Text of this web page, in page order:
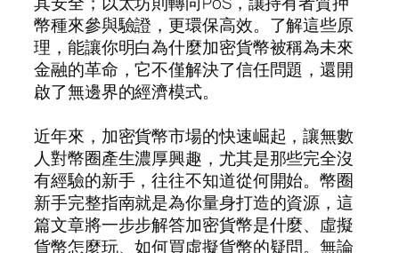
幣種來參與驗證，更環保高效。了解這些原
理，能讓你明白為什麼加密貨幣被稱為未來
金融的革命，它不僅解決了信任問題，還開
啟了無邊界的經濟模式。
近年來，加密貨幣市場的快速崛起，讓無數
人對幣圈產生濃厚興趣，尤其是那些完全沒
有經驗的新手，往往不知道從何開始。幣圈
新手完整指南就是為你量身打造的資源，這
篇文章將一步步解答加密貨幣是什麼、虛擬
貨幣怎麼玩、如何買虛擬貨幣的疑問。無論